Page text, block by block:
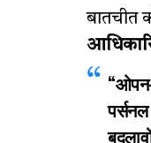
बातचीत